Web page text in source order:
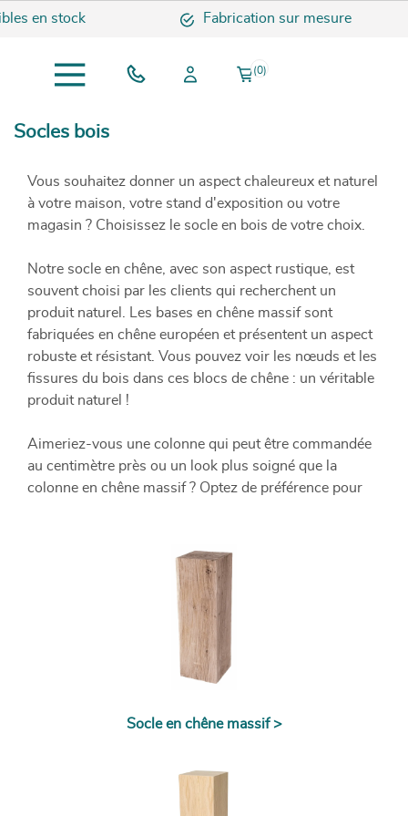
en stock Fabrication sur mesure
(0)
Socles bois
Vous souhaitez donner un aspect chaleureux et naturel
à votre maison, votre stand d'exposition ou votre
magasin ? Choisissez le socle en bois de votre choix.
Notre socle en chêne, avec son aspect rustique, est
souvent choisi par les clients qui recherchent un
produit naturel. Les bases en chêne massif sont
fabriquées en chêne européen et présentent un aspect
robuste et résistant. Vous pouvez voir les nœuds et les
fissures du bois dans ces blocs de chêne : un véritable
produit naturel !
Aimeriez-vous une colonne qui peut être commandée
au centimètre près ou un look plus soigné que la
colonne en chêne massif ? Optez de préférence pour
socle en placage de chêne peut également être
combiné avec une vitrine et un éclairage pour mettre
les produits sous les projecteurs ou afin de les
Socle en chêne massif >